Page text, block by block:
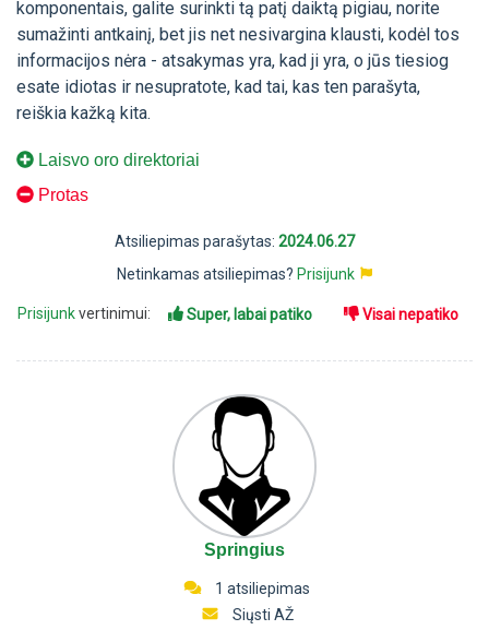
komponentais, galite surinkti tą patį daiktą pigiau, norite
sumažinti antkainį, bet jis net nesivargina klausti, kodėl tos
informacijos nėra - atsakymas yra, kad ji yra, o jūs tiesiog
esate idiotas ir nesupratote, kad tai, kas ten parašyta,
reiškia kažką kita.
Laisvo oro direktoriai
Protas
Atsiliepimas parašytas: 2024.06.27
Netinkamas atsiliepimas? Prisijunk
Prisijunkvertinimui: Super, labai patiko Visai nepatiko
Springius
1 atsiliepimas
Siųsti AŽ